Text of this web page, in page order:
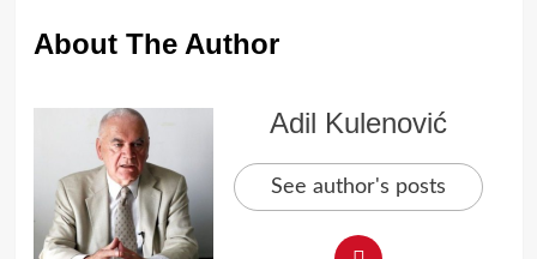
About The Author
Adil Kulenović
See author's posts